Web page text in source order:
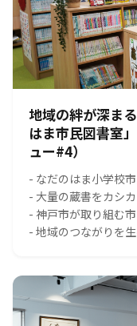
地域の絆が深ま
はま市民図書室
ュー#4）
- なだのはま小学校
- 大量の蔵書をカシ
- 神戸市が取り組む
- 地域のつながりを